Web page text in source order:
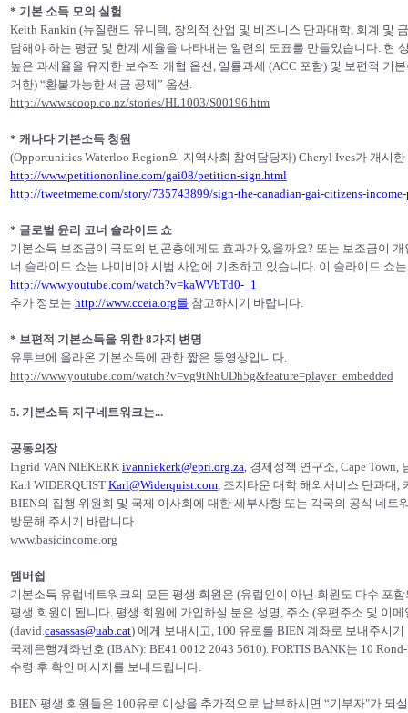
* 기본 소득 모의 실험
Keith Rankin (뉴질랜드 유니텍, 창의적 산업 및 비즈니스 단과대학, 회계 및
담해야 하는 평균 및 한계 세율을 나타내는 일련의 도표를 만들었습니다. 현
높은 과세율을 유지한 보수적 개협 옵션, 일률과세 (ACC 포함) 및 보편적 기
거한) “환불가능한 세금 공제” 옵션.
http://www.scoop.co.nz/stories/HL1003/S00196.htm
* 캐나다 기본소득 청원
(Opportunities Waterloo Region의 지역사회 참여담당자) Cheryl Ives가 개시
http://www.petitiononline.com/gai08/petition-sign.html
http://tweetmeme.com/story/735743899/sign-the-canadian-gai-citizens-
* 글로벌 윤리 코너 슬라이드 쇼
기본소득 보조금이 극도의 빈곤층에게도 효과가 있을까요? 또는 보조금이
너 슬라이드 쇼는 나미비아 시범 사업에 기초하고 있습니다. 이 슬라이드 쇼
http://www.youtube.com/watch?v=kaWVbTd0-_1
추가 정보는 http://www.cceia.org를 참고하시기 바랍니다.
* 보편적 기본소득을 위한 8가지 변명
유투브에 올라온 기본소득에 관한 짧은 동영상입니다.
http://www.youtube.com/watch?v=vg9tNhUDh5g&feature=player_embedded
5. 기본소득 지구네트워크는...
공동의장
Ingrid VAN NIEKERK ivanniekerk@epri.org.za, 경제정책 연구소, Cape Town,
Karl WIDERQUIST Karl@Widerquist.com, 조지타운 대학 해외서비스 단과대,
BIEN의 집행 위원회 및 국제 이사회에 대한 세부사항 또는 각국의 공식 네트
방문해 주시기 바랍니다.
www.basicincome.org
멤버쉽
기본소득 유럽네트워크의 모든 평생 회원은 (유럽인이 아닌 회원도 다수 포
평생 회원이 됩니다. 평생 회원에 가입하실 분은 성명, 주소 (우편주소 및 이메
(david.casassas@uab.cat) 에게 보내시고, 100 유로를 BIEN 계좌로 보내주시
국제은행계좌번호 (IBAN): BE41 0012 2043 5610). FORTIS BANK는 10
수령 후 확인 메시지를 보내드립니다.
BIEN 평생 회원들은 100유로 이상을 추가적으로 납부하시면 “기부자"가 되